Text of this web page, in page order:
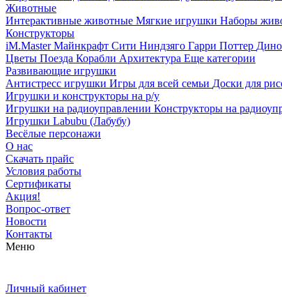
Животные
Интерактивные животные Мягкие игрушки Наборы
Конструкторы
iM.Master Майнкрафт Сити Ниндзяго Гарри Поттер
Цветы Поезда Корабли Архитектура Еще категории
Развивающие игрушки
Антистресс игрушки Игры для всей семьи Доски для
Игрушки и конструкторы на р/у
Игрушки на радиоуправлении Конструкторы на
Игрушки Labubu (Лабубу)
Весёлые персонажи
О нас
Скачать прайс
Условия работы
Сертификаты
Акция!
Вопрос-ответ
Новости
Контакты
Меню
Личный кабинет